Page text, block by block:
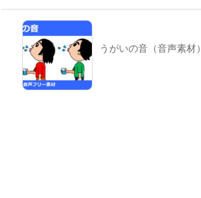
うがいの音（音声素材）